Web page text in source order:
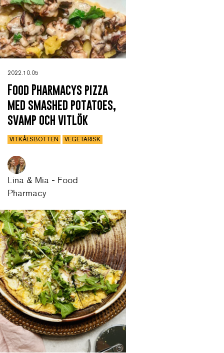
2022.10.05
Food Pharmacys pizza
med smashed potatoes,
svamp och vitlök
VITKÅLSBOTTEN VEGETARISK
Lina & Mia - Food
Pharmacy